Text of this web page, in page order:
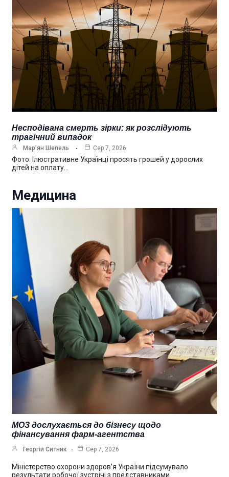
Несподівана смерть зірки: як розслідують
трагічний випадок
Мар’ян Шепель Сер 7, 2026
Фото: Ілюстративне Українці просять грошей у дорослих
дітей на оплату…
Медицина
МОЗ дослухається до бізнесу щодо
фінансування фарм-агентства
Георгій Ситник Сер 7, 2026
Міністерство охорони здоров’я України підсумувало
результати робочої зустрічі з представниками